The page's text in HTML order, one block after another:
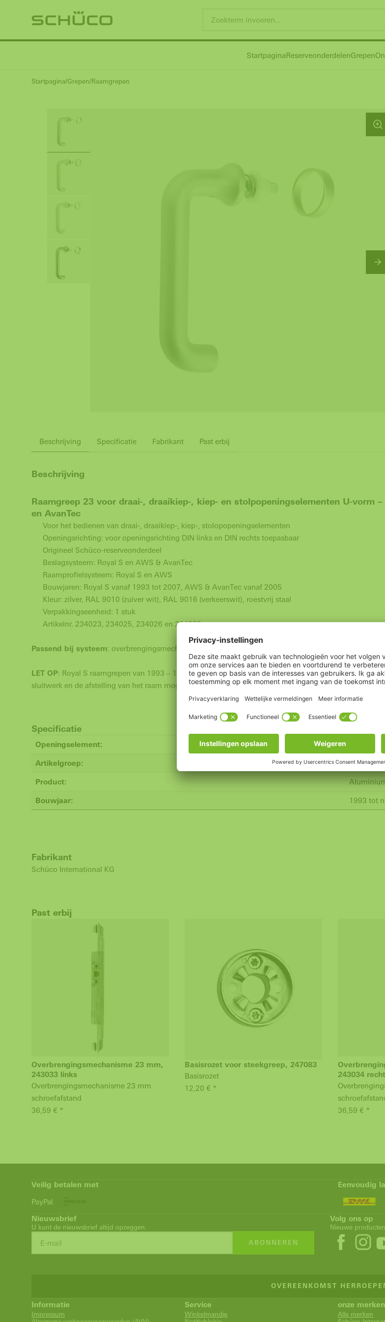
StartpaginaReserveonderdelenGrepen
Startpagina Grepen Raamgrepen
Beschrijving Specificatie Fabrikant Past erbij
Beschrijving
Raamgreep 23 voor draai-, draaikiep-, kiep- en stolpopeningselementen U-vorm
en AvanTec
Voor het bedienen van draai-, draaikiep-, kiep-, stolopopeningselementen
Openingsrichting: voor openingsrichting DIN links en DIN rechts toepasbaar
Origineel Schüco-reserveonderdeel
Beslagsysteem: Royal S en AWS & AvanTec
Raamprofielsysteem: Royal S en AWS
Bouwjaren: Royal S vanaf 1993 tot 2007, AWS & AvanTec vanaf 2005
Kleur: zilver, RAL 9010 (zuiver wit), RAL 9016 (verkeerswit), roestvrij staal
Verpakkingseenheid: 1 stuk
Artikelnr. 234023, 234025, 234026 en 234028
Passend bij systeem: overbrengingsmechanisme 23 mm artikelnr. 243033 DIN links / 23 mm artikelnr.
LET OP: Royal S raamgrepen van 1993 – 1995: bij vervanging van de raamgreep moet ook het
sluitwerk en de afstelling van het raam mogen alleen door vakpersoneel worden uitgevoerd!
Specificatie
Openingselement: Raam/
Artikelgroep: Grepen
Product:
Bouwjaar: 1993 tot
Fabrikant
Schüco International KG
Past erbij
Overbrengingsmechanisme 23 mm,
243033 links
Overbrengingsmechanisme 23 mm
schroefafstand
36,59 € *
Basisrozet voor steekgreep, 247083
Basisrozet
12,20 € *
243034
36,59 € *
Veilig betalen met
PayPal
Eenvoudig
Nieuwsbrief
U kunt de nieuwsbrief altijd opzeggen.
ABONNEREN
Volg ons op
Nieuwe
OVEREENKOMST
Informatie
Impressum
Service
Winkelmandje
onze merken
Alle merken